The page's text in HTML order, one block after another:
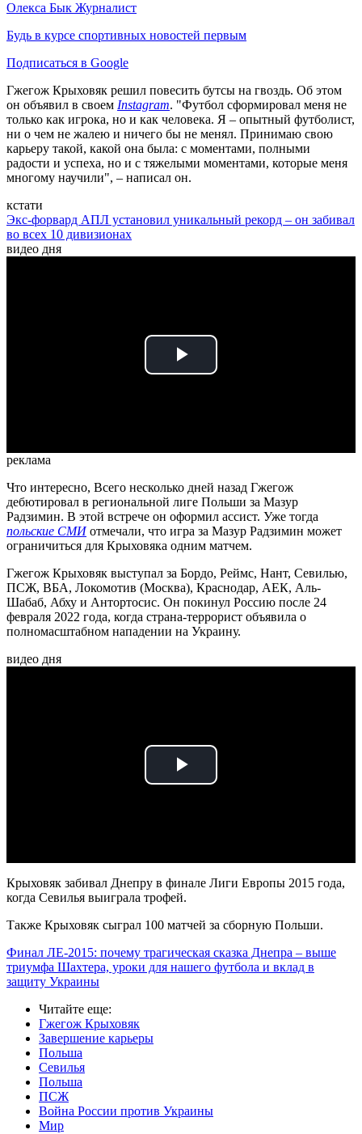
Олекса Бык Журналист
Будь в курсе спортивных новостей первым
Подписаться в Google
Гжегож Крыховяк решил повесить бутсы на гвоздь. Об этом
он объявил в своем Instagram. "Футбол сформировал меня не
только как игрока, но и как человека. Я – опытный футболист,
ни о чем не жалею и ничего бы не менял. Принимаю свою
карьеру такой, какой она была: с моментами, полными
радости и успеха, но и с тяжелыми моментами, которые меня
многому научили", – написал он.
кстати
Экс-форвард АПЛ установил уникальный рекорд – он забивал
во всех 10 дивизионах
видео дня
Play
реклама
Что интересно, Всего несколько дней назад Гжегож
дебютировал в региональной лиге Польши за Мазур
Радзимин. В этой встрече он оформил ассист. Уже тогда
польские СМИотмечали, что игра за Мазур Радзимин может
ограничиться для Крыховяка одним матчем.
Гжегож Крыховяк выступал за Бордо, Реймс, Нант, Севилью,
ПСЖ, ВБА, Локомотив (Москва), Краснодар, АЕК, Аль-
Шабаб, Абху и Антортосис. Он покинул Россию после 24
февраля 2022 года, когда страна-террорист объявила о
полномасштабном нападении на Украину.
видео дня
Play
Крыховяк забивал Днепру в финале Лиги Европы 2015 года,
когда Севилья выиграла трофей.
Также Крыховяк сыграл 100 матчей за сборную Польши.
Финал ЛЕ-2015: почему трагическая сказка Днепра – выше
триумфа Шахтера, уроки для нашего футбола и вклад в
защиту Украины
Читайте еще:
Гжегож Крыховяк
Завершение карьеры
Польша
Севилья
Польша
ПСЖ
Война России против Украины
Мир